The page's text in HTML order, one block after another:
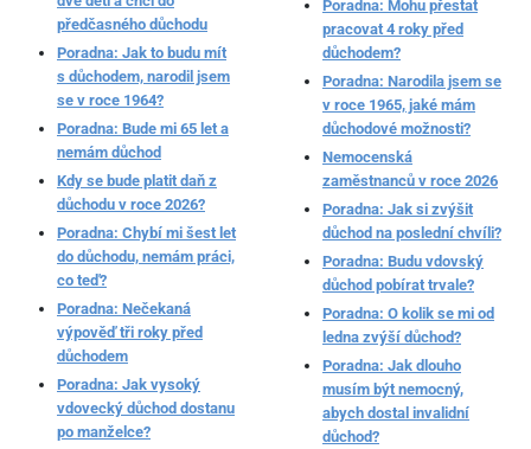
předčasného důchodu
Poradna: Jak to budu mít
s důchodem, narodil jsem
se v roce 1964?
Poradna: Bude mi 65 let a
nemám důchod
Kdy se bude platit daň z
důchodu v roce 2026?
Poradna: Chybí mi šest let
do důchodu, nemám práci,
co teď?
Poradna: Nečekaná
výpověď tři roky před
důchodem
Poradna: Jak vysoký
vdovecký důchod dostanu
po manželce?
Poradna: Mohu přestat
pracovat 4 roky před
důchodem?
Poradna: Narodila jsem se
v roce 1965, jaké mám
důchodové možnosti?
Nemocenská
zaměstnanců v roce 2026
Poradna: Jak si zvýšit
důchod na poslední chvíli?
Poradna: Budu vdovský
důchod pobírat trvale?
Poradna: O kolik se mi od
ledna zvýší důchod?
Poradna: Jak dlouho
musím být nemocný,
abych dostal invalidní
důchod?